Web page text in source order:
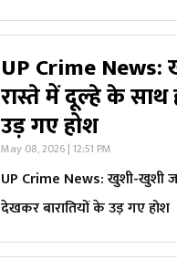
UP Crime News:
रास्ते में दूल्हे के
उड़ गए होश
May 08, 2026 | 12:51 PM
UP Crime News: खुशी-खुशी
देखकर बारातियों के उड़ गए होश